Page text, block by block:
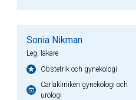
Sonia Nikman
Leg. läkare
Obstetrik och gynekologi
Carlakliniken gynekologi och
urologi